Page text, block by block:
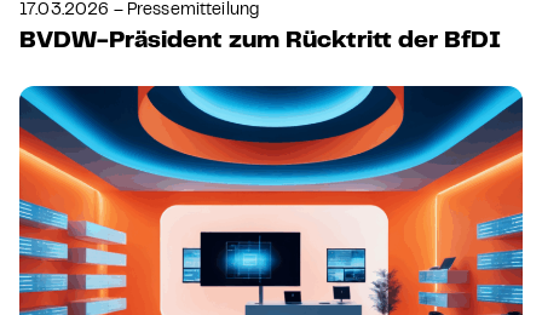
17.03.2026 – Pressemitteilung
BVDW-Präsident zum Rücktritt der BfDI